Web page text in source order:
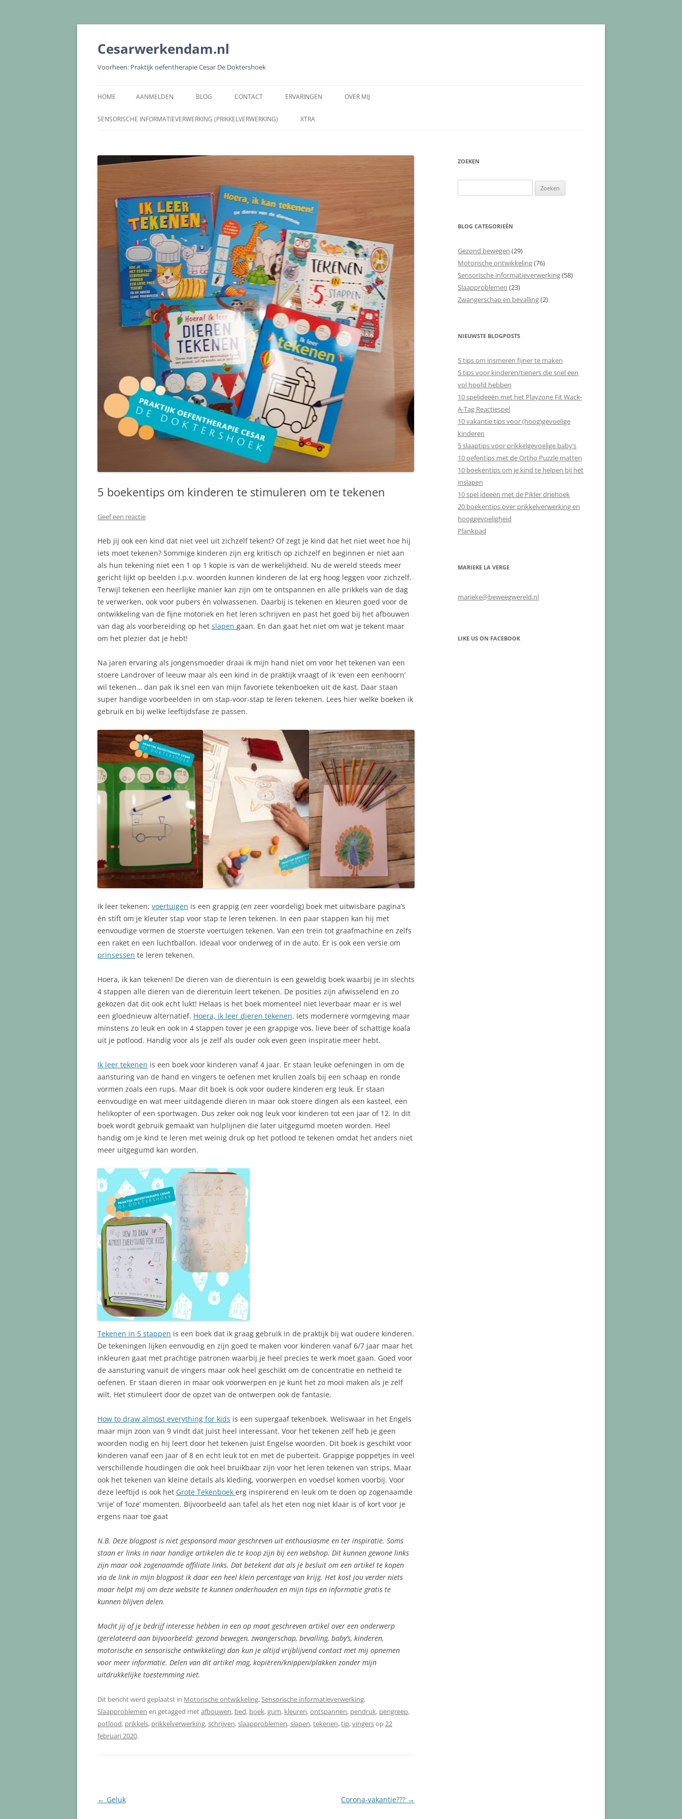
Cesarwerkendam.nl
Voorheen: Praktijk oefentherapie Cesar De Doktershoek
naar
HOME AANMELDEN BLOG CONTACT ERVARINGEN OVER MIJ
SENSORISCHE INFORMATIEVERWERKING (PRIKKELVERWERKING) XTRA
5 boekentips om kinderen te stimuleren om te tekenen
Geef een reactie
Heb jij ook een kind dat niet veel uit zichzelf tekent? Of zegt je kind dat het niet weet hoe hij
iets moet tekenen? Sommige kinderen zijn erg kritisch op zichzelf en beginnen er niet aan
als hun tekening niet een 1 op 1 kopie is van de werkelijkheid. Nu de wereld steeds meer
gericht lijkt op beelden i.p.v. woorden kunnen kinderen de lat erg hoog leggen voor zichzelf.
Terwijl tekenen een heerlijke manier kan zijn om te ontspannen en alle prikkels van de dag
te verwerken, ook voor pubers én volwassenen. Daarbij is tekenen en kleuren goed voor de
ontwikkeling van de fijne motoriek en het leren schrijven en past het goed bij het afbouwen
van dag als voorbereiding op het slapen gaan. En dan gaat het niet om wat je tekent maar
om het plezier dat je hebt!
Na jaren ervaring als jongensmoeder draai ik mijn hand niet om voor het tekenen van een
stoere Landrover of leeuw maar als een kind in de praktijk vraagt of ik ‘even een eenhoorn’
wil tekenen… dan pak ik snel een van mijn favoriete tekenboeken uit de kast. Daar staan
super handige voorbeelden in om stap-voor-stap te leren tekenen. Lees hier welke boeken ik
gebruik en bij welke leeftijdsfase ze passen.
Ik leer tekenen; voertuigen is een grappig (en zeer voordelig) boek met uitwisbare pagina’s
én stift om je kleuter stap voor stap te leren tekenen. In een paar stappen kan hij met
eenvoudige vormen de stoerste voertuigen tekenen. Van een trein tot graafmachine en zelfs
een raket en een luchtballon. Ideaal voor onderweg of in de auto. Er is ook een versie om
prinsessen te leren tekenen.
Hoera, ik kan tekenen! De dieren van de dierentuin is een geweldig boek waarbij je in slechts
4 stappen alle dieren van de dierentuin leert tekenen. De posities zijn afwisselend en zo
gekozen dat dit ook echt lukt! Helaas is het boek momenteel niet leverbaar maar er is wel
een gloednieuw alternatief. Hoera, ik leer dieren tekenen. Iets modernere vormgeving maar
minstens zo leuk en ook in 4 stappen tover je een grappige vos, lieve beer of schattige koala
uit je potlood. Handig voor als je zelf als ouder ook even geen inspiratie meer hebt.
Ik leer tekenen is een boek voor kinderen vanaf 4 jaar. Er staan leuke oefeningen in om de
aansturing van de hand en vingers te oefenen met krullen zoals bij een schaap en ronde
vormen zoals een rups. Maar dit boek is ook voor oudere kinderen erg leuk. Er staan
eenvoudige en wat meer uitdagende dieren in maar ook stoere dingen als een kasteel, een
helikopter of een sportwagen. Dus zeker ook nog leuk voor kinderen tot een jaar of 12. In dit
boek wordt gebruik gemaakt van hulplijnen die later uitgegumd moeten worden. Heel
handig om je kind te leren met weinig druk op het potlood te tekenen omdat het anders niet
meer uitgegumd kan worden.
Tekenen in 5 stappen is een boek dat ik graag gebruik in de praktijk bij wat oudere kinderen.
De tekeningen lijken eenvoudig en zijn goed te maken voor kinderen vanaf 6/7 jaar maar het
inkleuren gaat met prachtige patronen waarbij je heel precies te werk moet gaan. Goed voor
de aansturing vanuit de vingers maar ook heel geschikt om de concentratie en netheid te
oefenen. Er staan dieren in maar ook voorwerpen en je kunt het zo mooi maken als je zelf
wilt. Het stimuleert door de opzet van de ontwerpen ook de fantasie.
How to draw almost everything for kids is een supergaaf tekenboek. Weliswaar in het Engels
maar mijn zoon van 9 vindt dat juist heel interessant. Voor het tekenen zelf heb je geen
woorden nodig en hij leert door het tekenen juist Engelse woorden. Dit boek is geschikt voor
kinderen vanaf een jaar of 8 en echt leuk tot en met de puberteit. Grappige poppetjes in veel
verschillende houdingen die ook heel bruikbaar zijn voor het leren tekenen van strips. Maar
ook het tekenen van kleine details als kleding, voorwerpen en voedsel komen voorbij. Voor
deze leeftijd is ook het Grote Tekenboek erg inspirerend en leuk om te doen op zogenaamde
‘vrije’ of ‘loze’ momenten. Bijvoorbeeld aan tafel als het eten nog niet klaar is of kort voor je
ergens naar toe gaat
N.B. Deze blogpost is niet gesponsord maar geschreven uit enthousiasme en ter inspiratie. Soms
staan er links in naar handige artikelen die te koop zijn bij een webshop. Dit kunnen gewone links
zijn maar ook zogenaamde affiliate links. Dat betekent dat als je besluit om een artikel te kopen
via de link in mijn blogpost ik daar een heel klein percentage van krijg. Het kost jou verder niets
maar helpt mij om deze website te kunnen onderhouden en mijn tips en informatie gratis te
kunnen blijven delen.
Mocht jij of je bedrijf interesse hebben in een op maat geschreven artikel over een onderwerp
(gerelateerd aan bijvoorbeeld: gezond bewegen, zwangerschap, bevalling, baby’s, kinderen,
motorische en sensorische ontwikkeling) dan kun je altijd vrijblijvend contact met mij opnemen
voor meer informatie. Delen van dit artikel mag, kopiëren/knippen/plakken zonder mijn
uitdrukkelijke toestemming niet.
Dit bericht werd geplaatst in Motorische ontwikkeling,Sensorische informatieverwerking,
Slaapproblemen en getagged metafbouwen, bed, boek,gum, kleuren,ontspannen, pendruk, pengreep,
potlood, prikkels, prikkelverwerking,schrijven,slaapproblemen,slapen,tekenen,tip,vingersop22
februari 2020.
Berichtnavigatie
← Geluk Corona-vakantie??? →
ZOEKEN
naar:
BLOG CATEGORIEËN
Gezond bewegen (29)
Motorische ontwikkeling(76)
Sensorische informatieverwerking(58)
Slaapproblemen (23)
Zwangerschap en bevalling(2)
NIEUWSTE BLOGPOSTS
5 tips om insmeren fijner te maken
5 tips voor kinderen/tieners die snel een
vol hoofd hebben
10 spelideeën met het Playzone Fit Wack-
A-Tag Reactiespel
10 vakantie tips voor (hoog)gevoelige
kinderen
5 slaaptips voor prikkelgevoelige baby’s
10 oefentips met de Ortho Puzzle matten
10 boekentips om je kind te helpen bij het
inslapen
10 spel ideeën met de Pikler driehoek
20 boekentips over prikkelverwerking en
hooggevoeligheid
Plankpad
MARIEKE LA VERGE
marieke@beweegwereld.nl
LIKE US ON FACEBOOK